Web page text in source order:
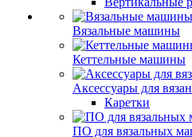
Вязальные машины
Кеттельные машины
Аксессуары для
Каретки
ПО для вязальных